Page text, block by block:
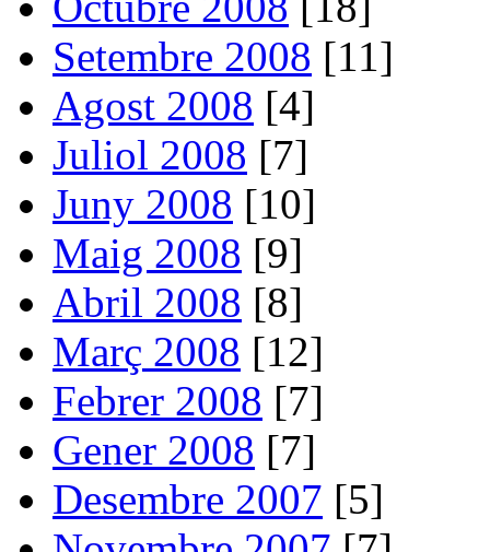
Setembre 2008 [11]
Agost 2008 [4]
Juliol 2008 [7]
Juny 2008 [10]
Maig 2008 [9]
Abril 2008 [8]
Març 2008 [12]
Febrer 2008 [7]
Gener 2008 [7]
Desembre 2007 [5]